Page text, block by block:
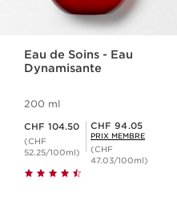
Eau de Soins - Eau
Dynamisante
200 ml
CHF 104.50
(CHF
52.25/100ml)
Prix Sérénité CHF 94.05
CHF 94.05
PRIX MEMBRE
(CHF
47.03/100ml)